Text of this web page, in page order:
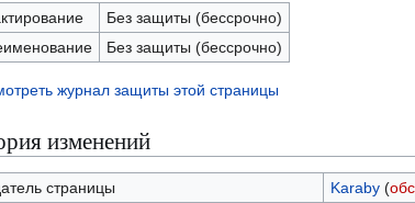
Без защиты (бессрочно)
Без защиты (бессрочно)
журнал защиты этой страницы
изменений
страницы Karaby (